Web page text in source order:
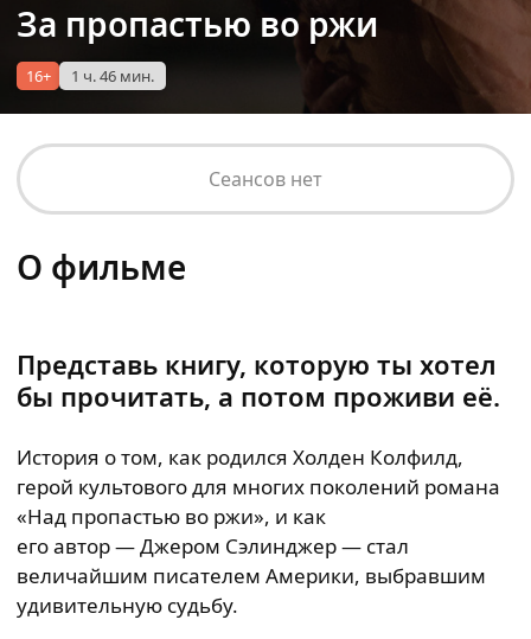
За пропастью во ржи
16+ 1 ч. 46 мин.
Сеансов нет
О фильме
Представь книгу, которую ты хотел
бы прочитать, а потом проживи её.
История о том, как родился Холден Колфилд,
герой культового для многих поколений романа
«Над пропастью во ржи», и как
его автор — Джером Сэлинджер — стал
величайшим писателем Америки, выбравшим
удивительную судьбу.